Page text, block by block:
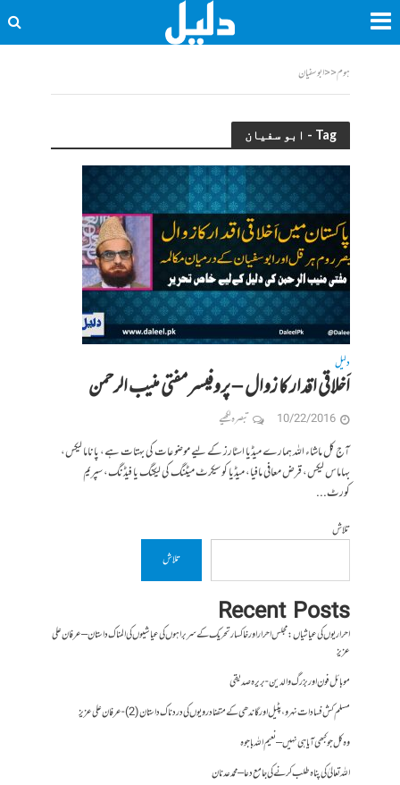
ہوم<<ابو سفیان
Tag - ابو سفیان
دلیل
اَخلاقی اقدار کا زوال – پروفیسر مفتی منیب الرحمن
10/22/2016 تبصرہ لکھیے
آج کل ماشاء اللہ ہمارے میڈیا اسٹارز کے لیے موضوعات کی بہتات ہے، پاناما لیکس،
بہاماس لیکس، قرض معافی مافیا، میڈیا کو سیکرٹ میٹنگ کی لیکنگ یا فیڈنگ، سپریم
کورٹ...
تلاش
تلاش
Recent Posts
احراریوں کی عیاشیاں : مجلس احرار اور خاکسار تحریک کے سربراہوں کی عیاشیوں کی المناک داستان – عرفان علی
عزیز
موبائل فون اور بزرگ والدین- بریرہ صدیقی
مسلم کش فسادات نہرو، پٹیل اور گاندھی کے متضاد رویوں کی درد ناک داستان (2)- عرفان علی عزیز
وہ کل جو کبھی آیا ہی نہیں – نعیم اللہ باجوہ
اللہ تعالیٰ کی پناہ طلب کرنے کی جامع دعا – محمد عدنان